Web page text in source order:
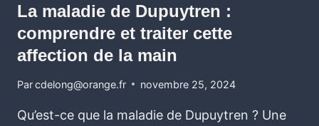
La maladie de Dupuytren :
comprendre et traiter cette
affection de la main
Parcdelong@orange.fr novembre 25, 2024
Qu’est-ce que la maladie de Dupuytren ? Une